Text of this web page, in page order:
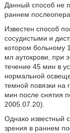
Данный способ не
раннем
Известен способ
сосудистыми и
котором больному
мл аутокрови, при
течение 45 мин в
нормальной
темной повязки на
мин после снятия
2005.07.20).
Однако известный
зрения в раннем